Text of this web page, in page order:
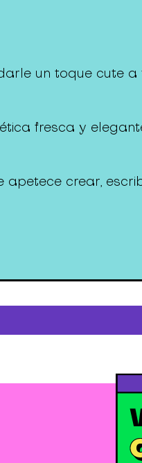
un toque cute a
fresca y
crear,